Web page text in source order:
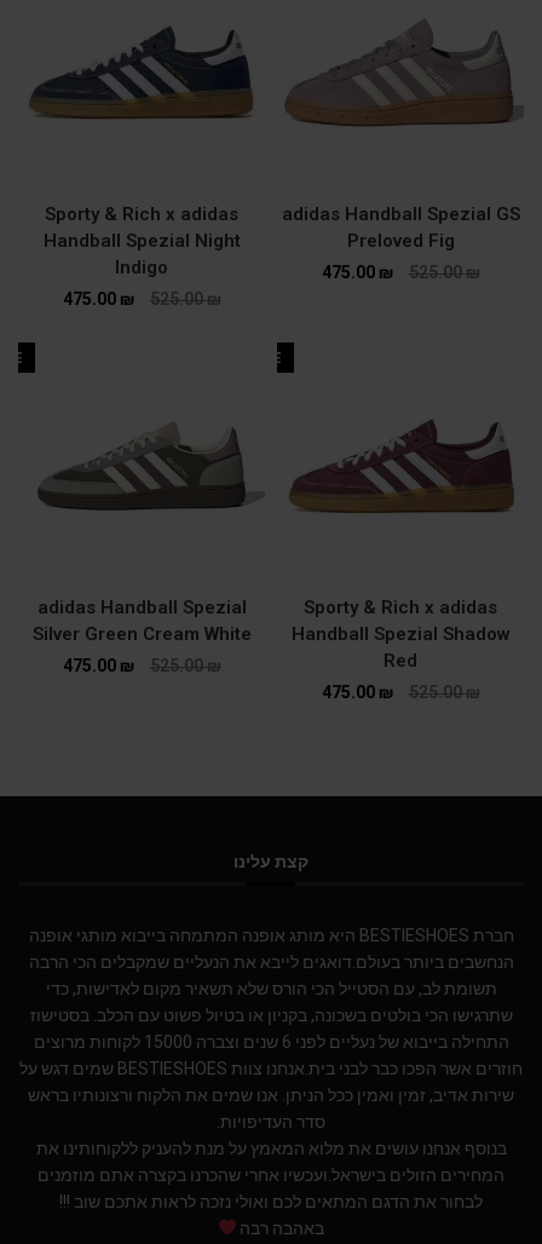
adidas Handball Spezial GS
Preloved Fig
525.00₪
475.00 ₪
Sporty & Rich x adidas
Handball Spezial Night
Indigo
525.00₪
475.00 ₪
SALE
Sporty & Rich x adidas
Handball Spezial Shadow
Red
525.00₪
475.00 ₪
adidas Handball Spezial
Silver Green Cream White
525.00₪
475.00 ₪
קצת עלינו
חברת BESTIESHOES היא מותג אופנה המתמחה בייבוא מותגי אופנה
הנחשבים ביותר בעולם.דואגים לייבא את הנעליים שמקבלים הכי הרבה
תשומת לב, עם הסטייל הכי הורס שלא תשאיר מקום לאדישות, כדי
שתרגישו הכי בולטים בשכונה, בקניון או בטיול פשוט עם הכלב. בסטישוז
התחילה בייבוא של נעליים לפני 6 שנים וצברה 15000 לקוחות מרוצים
חוזרים אשר הפכו כבר לבני בית.אנחנו צוות BESTIESHOES שמים דגש על
שירות אדיב, זמין ואמין ככל הניתן. אנו שמים את הלקוח ורצונותיו בראש
סדר העדיפויות.
בנוסף אנחנו עושים את מלוא המאמץ על מנת להעניק ללקוחותינו את
המחירים הזולים בישראל.ועכשיו אחרי שהכרנו בקצרה אתם מוזמנים
לבחור את הדגם המתאים לכם ואולי נזכה לראות אתכם שוב !!!
באהבה רבה